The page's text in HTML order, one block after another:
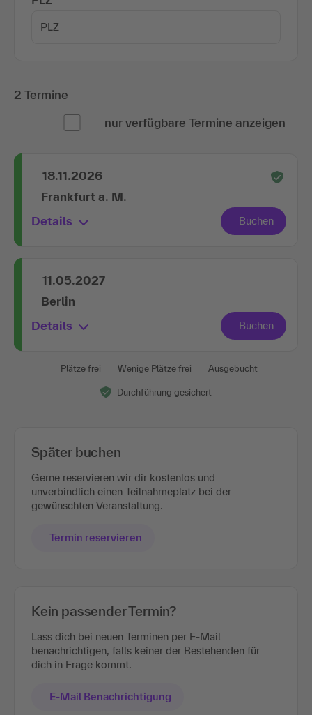
2 Termine
nur verfügbare Termine anzeigen
18.11.2026
Frankfurt a. M.
Details
11.05.2027
Berlin
Details
Plätze frei Wenige Plätze frei Ausgebucht
Durchführung gesichert
Später buchen
Gerne reservieren wir dir kostenlos und
unverbindlich einen Teilnahmeplatz bei der
gewünschten Veranstaltung.
Termin reservieren
Kein passender Termin?
Lass dich bei neuen Terminen per E-Mail
benachrichtigen, falls keiner der Bestehenden für
dich in Frage kommt.
E-Mail Benachrichtigung